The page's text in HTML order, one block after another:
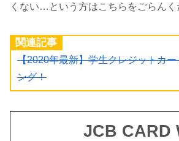
くない…という方はこちらをごらんく
関連記事
【2020年最新】学生クレジットカ
ング！
JCB CARD